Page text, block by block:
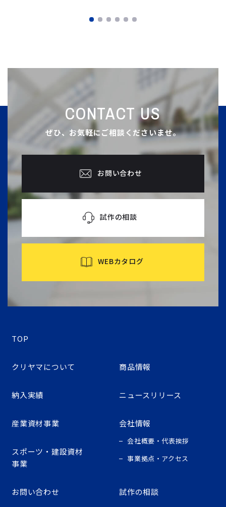
CONTACT US
ぜひ、お気軽にご相談くださいませ。
お問い合わせ
試作の相談
WEBカタログ
TOP
クリヤマについて 商品情報
納入実績 ニュースリリース
産業資材事業
スポーツ・建設資材
事業
会社情報
会社概要・代表挨拶
事業拠点・アクセス
お問い合わせ 試作の相談